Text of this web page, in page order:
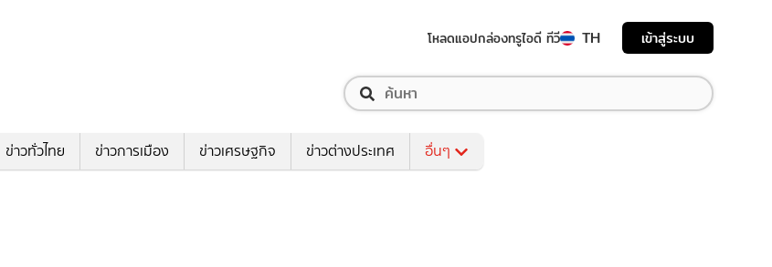
โหลดแอปกล่องทรูไอดี ทีวี TH เข้าสู่ระบบ
ข่าวทั่วไทย ข่าวการเมือง ข่าวเศรษฐกิจ ข่าวต่างประเทศ อื่นๆ